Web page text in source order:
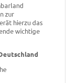
zur
hierzu das
wichtige